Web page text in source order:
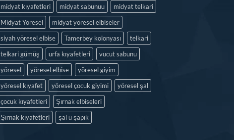
midyat kıyafetleri
midyat sabunuu
midyat telkari
Midyat Yöresel
midyat yöresel elbiseler
siyah yöresel elbise
Tamerbey kolonyası
telkari
telkari gümüş
urfa kıyafetleri
vucut sabunu
yöresel
yöresel elbise
yöresel giyim
yöresel kıyafet
yöresel çocuk giyimi
yöresel şal
çocuk kıyafetleri
Şırnak elbiseleri
Şırnak kıyafetleri
şal ü şapık